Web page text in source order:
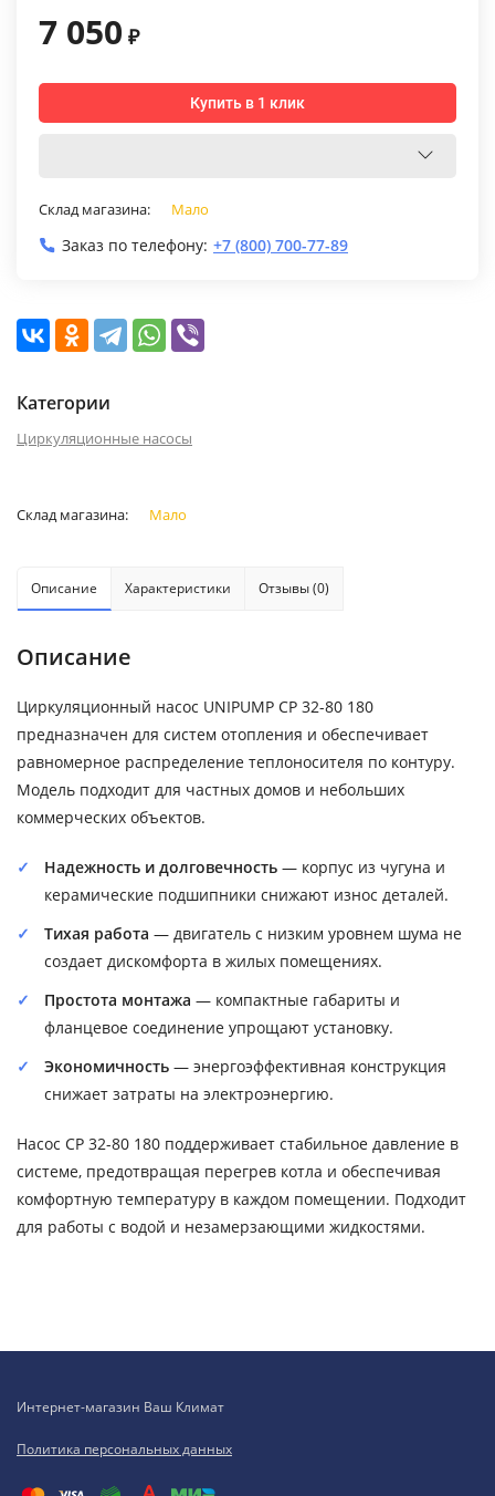
7 050 ₽
Купить в 1 клик
Склад магазина: Мало
Заказ по телефону: +7 (800) 700-77-89
Категории
Циркуляционные насосы
Склад магазина: Мало
Описание Характеристики Отзывы (0)
Описание
Циркуляционный насос UNIPUMP CP 32-80 180
предназначен для систем отопления и обеспечивает
равномерное распределение теплоносителя по контуру.
Модель подходит для частных домов и небольших
коммерческих объектов.
Надежность и долговечность — корпус из чугуна и
керамические подшипники снижают износ деталей.
Тихая работа — двигатель с низким уровнем шума не
создает дискомфорта в жилых помещениях.
Простота монтажа — компактные габариты и
фланцевое соединение упрощают установку.
Экономичность — энергоэффективная конструкция
снижает затраты на электроэнергию.
Насос CP 32-80 180 поддерживает стабильное давление в
системе, предотвращая перегрев котла и обеспечивая
комфортную температуру в каждом помещении. Подходит
для работы с водой и незамерзающими жидкостями.
Интернет-магазин Ваш Климат
Политика персональных данных